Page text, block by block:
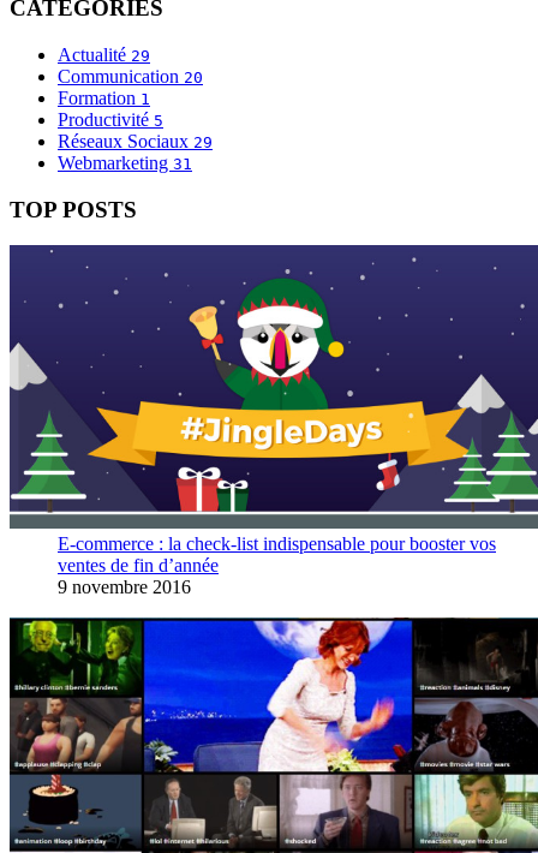
CATÉGORIES
Actualité 29
Communication 20
Formation 1
Productivité 5
Réseaux Sociaux 29
Webmarketing 31
TOP POSTS
E-commerce : la check-list indispensable pour booster vos
ventes de fin d’année
9 novembre 2016